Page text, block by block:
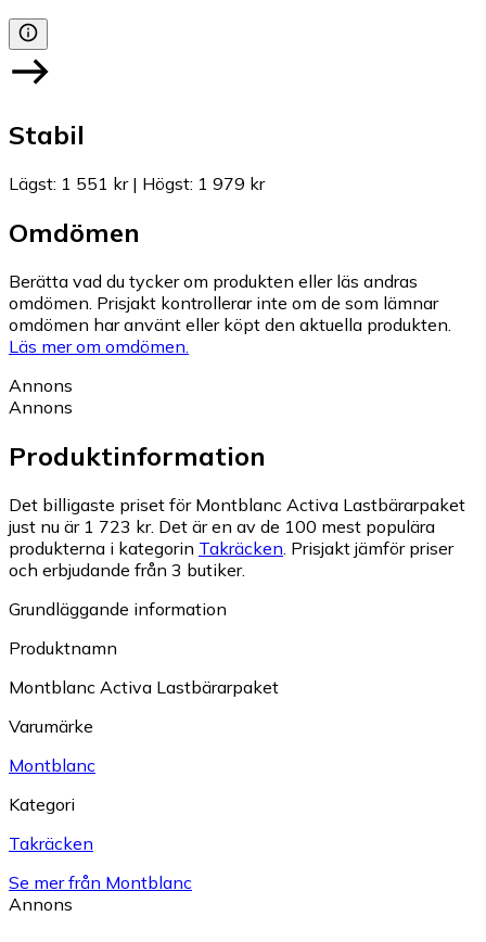
Stabil
Lägst: 1 551 kr| Högst: 1 979 kr
Omdömen
Berätta vad du tycker om produkten eller läs andras
omdömen. Prisjakt kontrollerar inte om de som lämnar
omdömen har använt eller köpt den aktuella produkten.
Läs mer om omdömen.
Annons
Annons
Produktinformation
Det billigaste priset för Montblanc Activa Lastbärarpaket
just nu är 1 723 kr. Det är en av de 100 mest populära
produkterna i kategorin Takräcken. Prisjakt jämför priser
och erbjudande från 3 butiker.
Grundläggande information
Produktnamn
Montblanc Activa Lastbärarpaket
Varumärke
Montblanc
Kategori
Takräcken
Se mer från Montblanc
Annons